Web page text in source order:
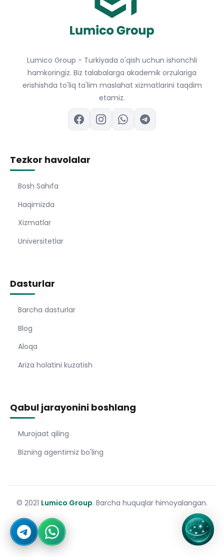
Lumico Group - Turkiyada o'qish uchun ishonchli
hamkoringiz. Biz talabalarga akademik orzulariga
erishishda to'liq ta'lim maslahat xizmatlarini taqdim
etamiz.
Tezkor havolalar
Bosh Sahıfa
Haqimizda
Xizmatlar
Universitetlar
Dasturlar
Barcha dasturlar
Blog
Aloqa
Ariza holatini kuzatish
Qabul jarayonini boshlang
Murojaat qiling
Bizning agentimiz bo'ling
© 2021 Lumico Group. Barcha huquqlar himoyalangan.